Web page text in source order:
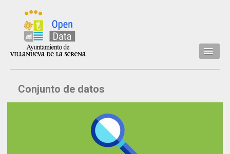
Inicio
Datos
Conjunto de datos